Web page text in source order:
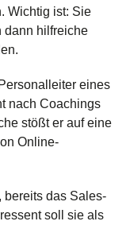
Wichtig ist: Sie
dann hilfreiche
eines
nach Coachings
stößt er auf eine
Online-
bereits das Sales-
soll sie als